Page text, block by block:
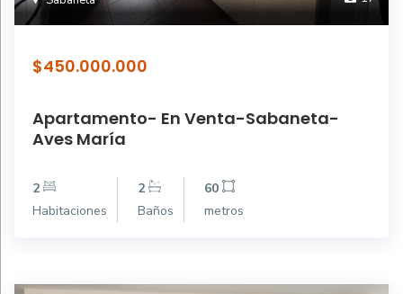
$450.000.000
Apartamento- En Venta-Sabaneta-
Aves María
2
Habitaciones
2
Baños
60
metros